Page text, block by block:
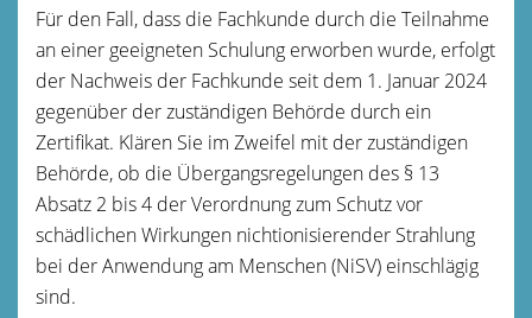
Für den Fall, dass die Fachkunde durch die Teilnahme
an einer geeigneten Schulung erworben wurde, erfolgt
der Nachweis der Fachkunde seit dem 1. Januar 2024
gegenüber der zuständigen Behörde durch ein
Zertifikat. Klären Sie im Zweifel mit der zuständigen
Behörde, ob die Übergangsregelungen des § 13
Absatz 2 bis 4 der Verordnung zum Schutz vor
schädlichen Wirkungen nichtionisierender Strahlung
bei der Anwendung am Menschen (NiSV) einschlägig
sind.